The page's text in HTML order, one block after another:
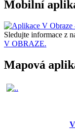
Mobilní
Sledujte informace z
V OBRAZE.
Mapová